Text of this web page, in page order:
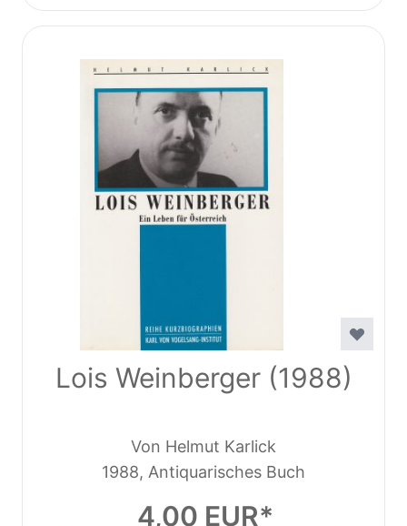
Lois Weinberger (1988)
Von Helmut Karlick
1988, Antiquarisches Buch
4,00 EUR